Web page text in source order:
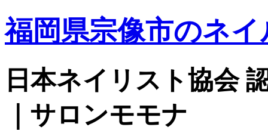
福岡県宗像市のネ
日本ネイリスト協会
｜サロンモモナ